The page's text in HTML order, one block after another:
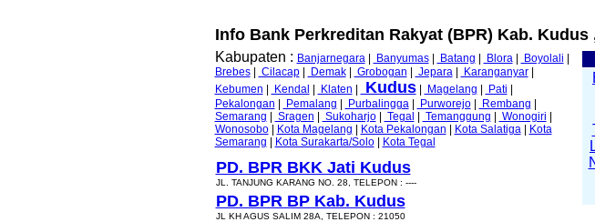
Info Bank Perkreditan Rakyat (BPR) Kab.
Kabupaten : Banjarnegara| Banyumas| Batang Blora| Boyolali
Brebes| Cilacap| Demak| Grobogan Jepara| Karanganyar|
Kebumen
Kendal Klaten Kudus| Magelang Pati
Pekalongan
Pemalang Purbalingga| Purworejo| Rembang
Semarang
Sragen Sukoharjo| Tegal Temanggung Wonogiri
Wonosobo| Kota Magelang Kota Pekalongan Kota Salatiga|
Kota
Semarang
Kota Surakarta/Solo| Kota Tegal
PD. BPR BKK Jati Kudus
JL. TANJUNG KARANG NO. 28, TELEPON : ----
PD. BPR BP Kab. Kudus
JL KH AGUS SALIM 28A, TELEPON : 21050